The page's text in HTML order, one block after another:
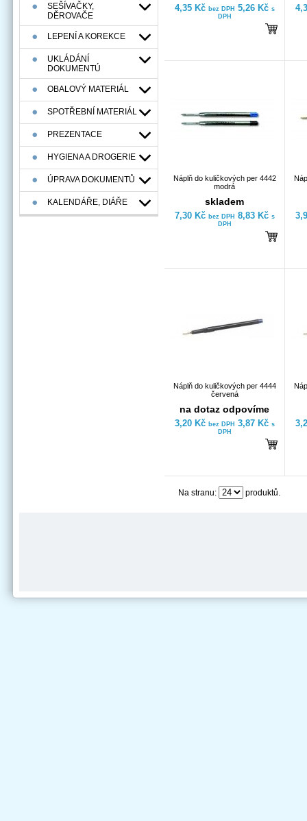
SEŠÍVAČKY,
DĚROVAČE
LEPENÍ A KOREKCE
UKLÁDÁNÍ
DOKUMENTÚ
OBALOVÝ MATERIÁL
SPOTŘEBNÍ MATERIÁL
PREZENTACE
HYGIENA A DROGERIE
ÚPRAVA DOKUMENTŮ
KALENDÁŘE, DIÁŘE
4,35 Kč bez DPH 5,26 Kč s
DPH
Náplň do kuličkových per 4442
modrá
skladem
7,30 Kč bez DPH 8,83 Kč s
DPH
Náplň do kuličkových per 4444
červená
na dotaz odpovíme
3,20 Kč bez DPH 3,87 Kč s
DPH
Na stranu: produktů.